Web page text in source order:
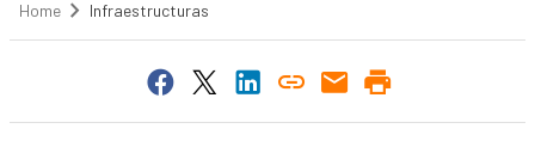
Home Infraestructuras